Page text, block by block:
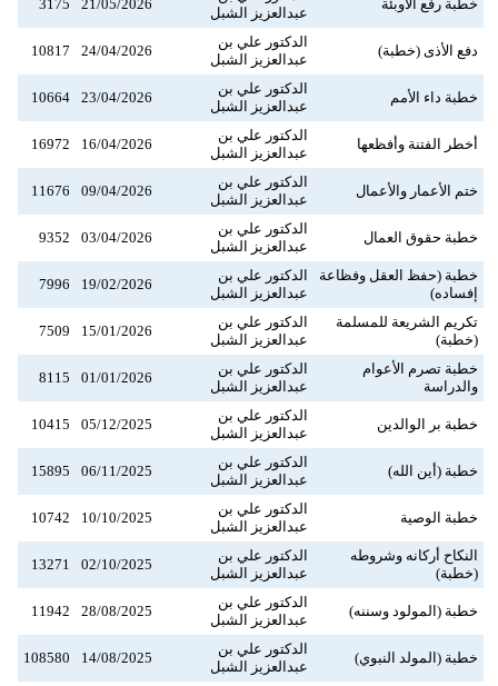
خطبة رفع الأوبئة
عبدالعزيز الشبل
21/05/2026
3175
دفع الأذى (خطبة)
الدكتور علي بن
عبدالعزيز الشبل
24/04/2026
10817
خطبة داء الأمم
الدكتور علي بن
عبدالعزيز الشبل
23/04/2026
10664
أخطر الفتنة وأفظعها
الدكتور علي بن
عبدالعزيز الشبل
16/04/2026
16972
ختم الأعمار والأعمال
الدكتور علي بن
عبدالعزيز الشبل
09/04/2026
11676
خطبة حقوق العمال
الدكتور علي بن
عبدالعزيز الشبل
03/04/2026
9352
خطبة (حفظ العقل وفظاعة
إفساده)
الدكتور علي بن
عبدالعزيز الشبل
19/02/2026
7996
تكريم الشريعة للمسلمة
(خطبة)
الدكتور علي بن
عبدالعزيز الشبل
15/01/2026
7509
خطبة تصرم الأعوام
والدراسة
الدكتور علي بن
عبدالعزيز الشبل
01/01/2026
8115
خطبة بر الوالدين
الدكتور علي بن
عبدالعزيز الشبل
05/12/2025
10415
خطبة (أين الله)
الدكتور علي بن
عبدالعزيز الشبل
06/11/2025
15895
خطبة الوصية
الدكتور علي بن
عبدالعزيز الشبل
10/10/2025
10742
النكاح أركانه وشروطه
(خطبة)
الدكتور علي بن
عبدالعزيز الشبل
02/10/2025
13271
خطبة (المولود وسننه)
الدكتور علي بن
عبدالعزيز الشبل
28/08/2025
11942
خطبة (المولد النبوي)
الدكتور علي بن
عبدالعزيز الشبل
14/08/2025
108580